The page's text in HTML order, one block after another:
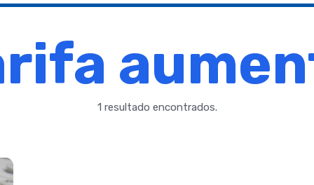
1 resultado encontrados.